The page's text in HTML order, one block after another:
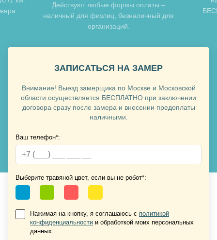
Хочу такую
Хочу такую
Хочу такую
Действуют любые формы оплаты –
наличный для физлиц, безналичный для
организаций.
ЗАПИСАТЬСЯ НА ЗАМЕР
Внимание! Выезд замерщика по Москве и Московской
области осуществляется БЕСПЛАТНО при заключении
договора сразу после замера и внесении предоплаты
наличными.
Ваш телефон*:
Выберите травяной цвет, если вы не робот*:
Нажимая на кнопку, я соглашаюсь с политикой
конфиденциальности и обработкой моих персональных
данных.